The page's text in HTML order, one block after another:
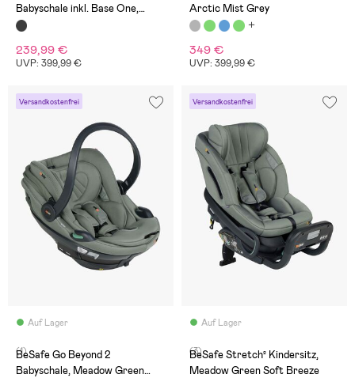
Babyschale inkl. Base One,
Volcano Black
239,99 €
UVP: 399,99 €
Arctic Mist Grey
349 €
UVP: 399,99 €
Versandkostenfrei
Auf Lager
(1)
BeSafe Go Beyond 2
Babyschale, Meadow Green
Versandkostenfrei
Auf Lager
(3)
BeSafe Stretch² Kindersitz,
Meadow Green Soft Breeze